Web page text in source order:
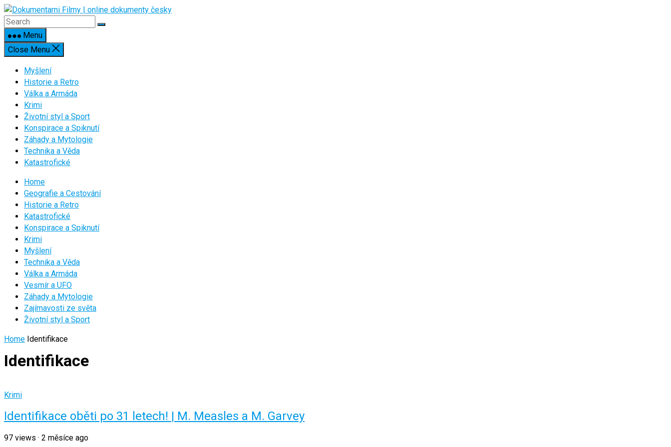
Skip
to
contentMenu
Close Menu
Myšlení
Historie a Retro
Válka a Armáda
Krimi
Životní styl a Sport
Konspirace a Spiknutí
Záhady a Mytologie
Technika a Věda
Katastrofické
Home
Geografie a Cestování
Historie a Retro
Katastrofické
Konspirace a Spiknutí
Krimi
Myšlení
Technika a Věda
Válka a Armáda
Vesmír a UFO
Záhady a Mytologie
Zajímavosti ze světa
Životní styl a Sport
Home Identifikace
Identifikace
Krimi
Identifikace oběti po 31 letech! | M. Measles a M. Garvey
97 views · 2 měsíce ago